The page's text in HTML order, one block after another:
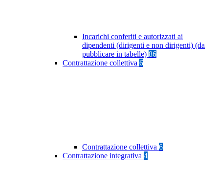
Incarichi conferiti e autorizzati ai
dipendenti (dirigenti e non dirigenti) (da
pubblicare in tabelle) 86
Contrattazione collettiva 6
Contrattazione collettiva 6
Contrattazione integrativa 4